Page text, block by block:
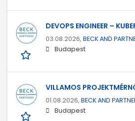
DEVOPS ENGINEER –
03.08.2026, BECK AND
Budapest
VILLAMOS
01.08.2026, BECK AND
Budapest